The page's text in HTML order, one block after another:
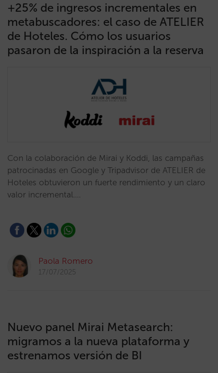
+25% de ingresos incrementales en
metabuscadores: el caso de ATELIER
de Hoteles. Cómo los usuarios
pasaron de la inspiración a la reserva
Con la colaboración de Mirai y Koddi, las campañas
patrocinadas en Google y Tripadvisor de ATELIER de
Hoteles obtuvieron un fuerte rendimiento y un claro
valor incremental.…
Paola Romero
17/07/2025
Nuevo panel Mirai Metasearch:
migramos a la nueva plataforma y
estrenamos versión de BI